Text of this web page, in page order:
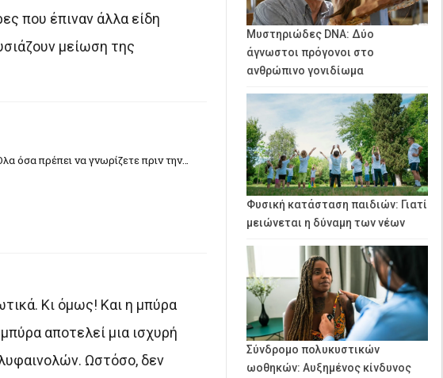
που έπιναν άλλα είδη
μείωση της
όσα πρέπει να γνωρίζετε πριν την…
Κι όμως! Και η μπύρα
αποτελεί μια ισχυρή
Ωστόσο, δεν
Μυστηριώδες DNA: Δύο
άγνωστοι πρόγονοι στο
ανθρώπινο γονιδίωμα
Φυσική κατάσταση παιδιών: Γιατί
μειώνεται η δύναμη των νέων
Σύνδρομο πολυκυστικών
ωοθηκών: Αυξημένος κίνδυνος